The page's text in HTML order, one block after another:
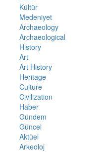
Kültür
Medeniyet
Archaeology
Archaeological
History
Art
Art History
Heritage
Culture
Civilization
Haber
Gündem
Güncel
Aktüel
Arkeoloj